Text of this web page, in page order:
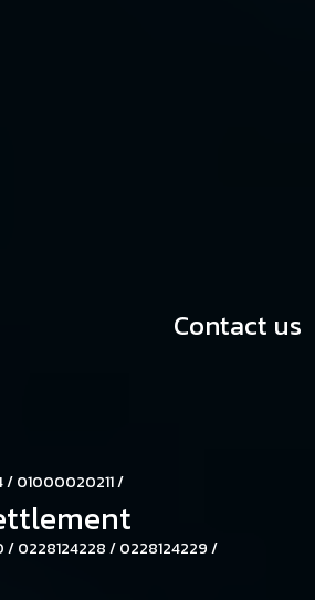
Contact us
/01000020211 /
/0228124228 /0228124229 /